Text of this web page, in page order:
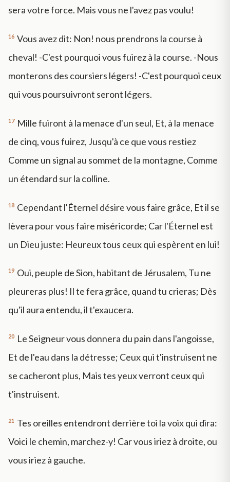
sera votre force. Mais vous ne l'avez pas voulu!
16 Vous avez dit: Non! nous prendrons la course à
cheval! -C'est pourquoi vous fuirez à la course. -Nous
monterons des coursiers légers! -C'est pourquoi ceux
qui vous poursuivront seront légers.
17 Mille fuiront à la menace d'un seul, Et, à la menace
de cinq, vous fuirez, Jusqu'à ce que vous restiez
Comme un signal au sommet de la montagne, Comme
un étendard sur la colline.
18 Cependant l'Éternel désire vous faire grâce, Et il se
lèvera pour vous faire miséricorde; Car l'Éternel est
un Dieu juste: Heureux tous ceux qui espèrent en lui!
19 Oui, peuple de Sion, habitant de Jérusalem, Tu ne
pleureras plus! Il te fera grâce, quand tu crieras; Dès
qu'il aura entendu, il t'exaucera.
20 Le Seigneur vous donnera du pain dans l'angoisse,
Et de l'eau dans la détresse; Ceux qui t'instruisent ne
se cacheront plus, Mais tes yeux verront ceux qui
t'instruisent.
21 Tes oreilles entendront derrière toi la voix qui dira:
Voici le chemin, marchez-y! Car vous iriez à droite, ou
vous iriez à gauche.